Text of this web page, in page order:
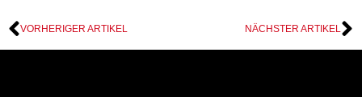
VORHERIGER ARTIKEL NÄCHSTER ARTIKEL